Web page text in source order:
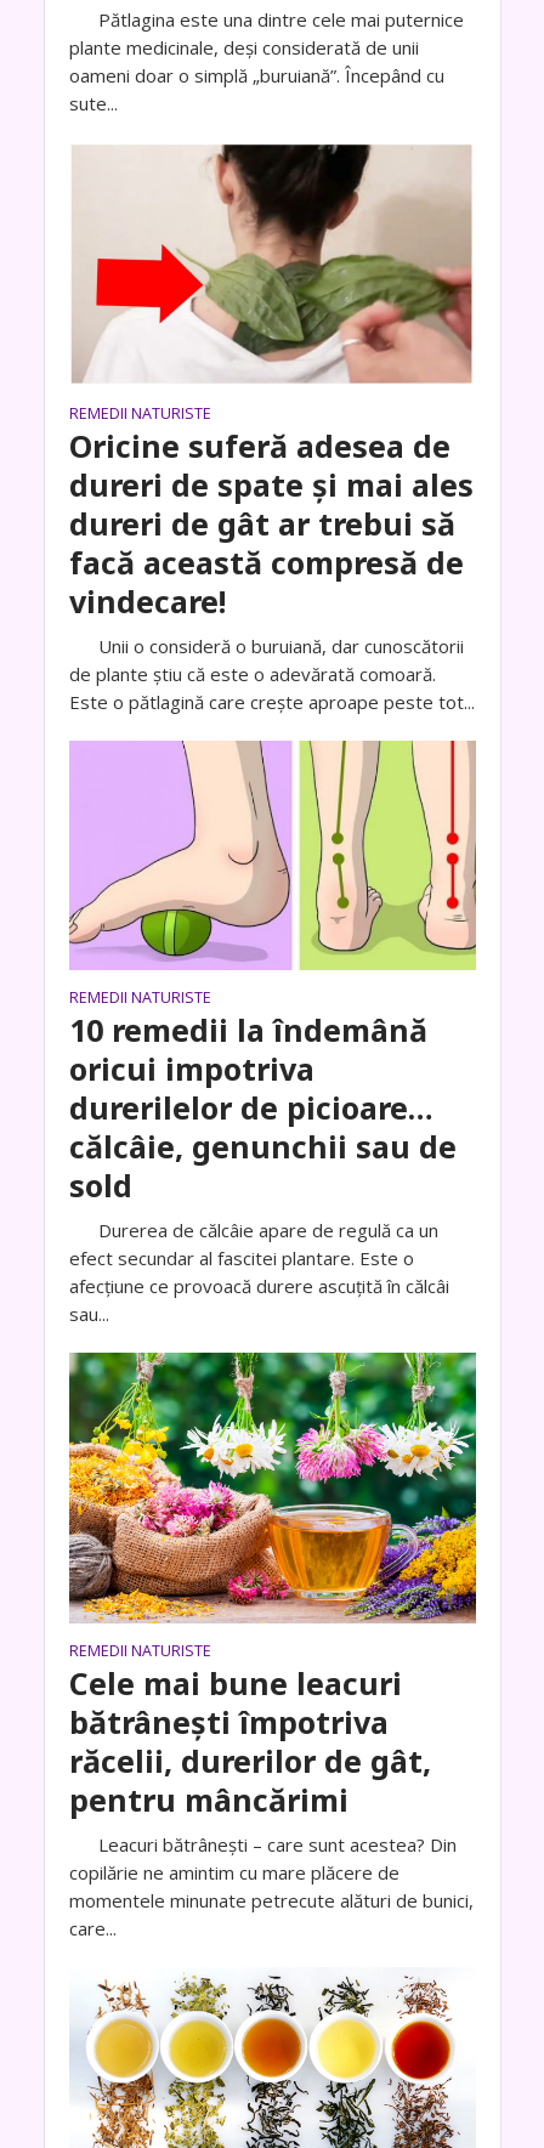
Pătlagina este una dintre cele mai puternice
plante medicinale, deși considerată de unii
oameni doar o simplă „buruiană”. Începând cu
sute...
REMEDII NATURISTE
Oricine suferă adesea de
dureri de spate și mai ales
dureri de gât ar trebui să
facă această compresă de
vindecare!
Unii o consideră o buruiană, dar cunoscătorii
de plante știu că este o adevărată comoară.
Este o pătlagină care crește aproape peste tot...
REMEDII NATURISTE
10 remedii la îndemână
oricui impotriva
durerilelor de picioare…
călcâie, genunchii sau de
sold
Durerea de călcâie apare de regulă ca un
efect secundar al fascitei plantare. Este o
afecţiune ce provoacă durere ascuţită în călcâi
sau...
REMEDII NATURISTE
Cele mai bune leacuri
bătrânești împotriva
răcelii, durerilor de gât,
pentru mâncărimi
Leacuri bătrânești – care sunt acestea? Din
copilărie ne amintim cu mare plăcere de
momentele minunate petrecute alături de bunici,
care...